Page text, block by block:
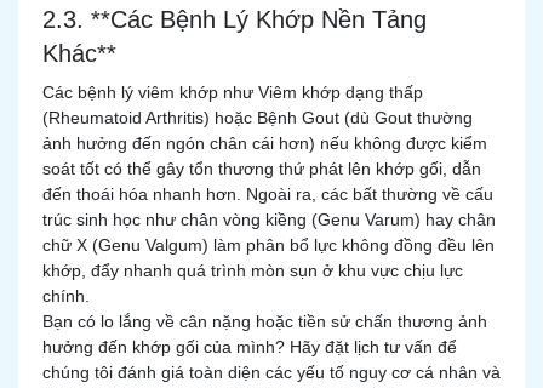
2.3. **Các Bệnh Lý Khớp Nền Tảng
Khác**
Các bệnh lý viêm khớp như Viêm khớp dạng thấp
(Rheumatoid Arthritis) hoặc Bệnh Gout (dù Gout thường
ảnh hưởng đến ngón chân cái hơn) nếu không được kiểm
soát tốt có thể gây tổn thương thứ phát lên khớp gối, dẫn
đến thoái hóa nhanh hơn. Ngoài ra, các bất thường về cấu
trúc sinh học như chân vòng kiềng (Genu Varum) hay chân
chữ X (Genu Valgum) làm phân bổ lực không đồng đều lên
khớp, đẩy nhanh quá trình mòn sụn ở khu vực chịu lực
chính.
Bạn có lo lắng về cân nặng hoặc tiền sử chấn thương ảnh
hưởng đến khớp gối của mình? Hãy đặt lịch tư vấn để
chúng tôi đánh giá toàn diện các yếu tố nguy cơ cá nhân và